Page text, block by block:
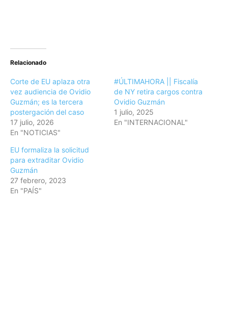
Relacionado
Corte de EU aplaza otra
vez audiencia de Ovidio
Guzmán; es la tercera
postergación del caso
17 julio, 2026
En "NOTICIAS"
#ÚLTIMAHORA || Fiscalía
de NY retira cargos contra
Ovidio Guzmán
1 julio, 2025
En "INTERNACIONAL"
EU formaliza la solicitud
para extraditar Ovidio
Guzmán
27 febrero, 2023
En "PAÍS"